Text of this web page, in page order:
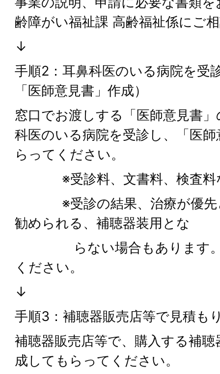
齢障がい福祉課 高齢福祉係にご
↓
手順2：耳鼻科医のいる病院を受
「医師意見書」作成）
窓口でお渡しする「医師意見書
科医のいる病院を受診し、「医
らってください。
※受診料、文書料、検査料
※受診の結果、治療が優先
勧められる、補聴器装用とな
らない場合もあります。
ください。
↓
手順3：補聴器販売店等で見積も
補聴器販売店等で、購入する補
成してもらってください。